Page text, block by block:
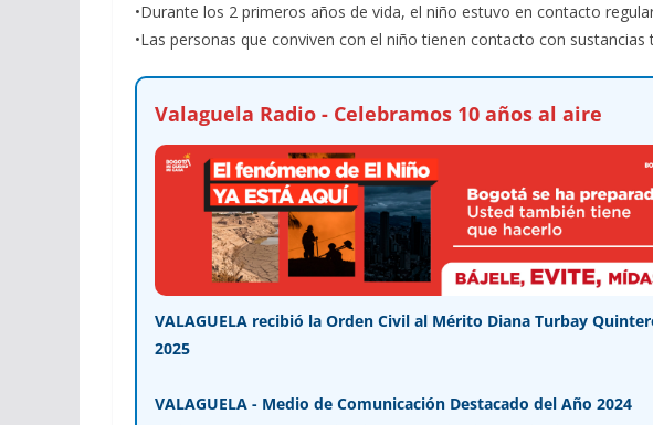
•Durante los 2 primeros años de vida, el niño estuvo en contacto
•Las personas que conviven con el niño tienen contacto con sustancias
Valaguela Radio - Celebramos 10 años al aire
VALAGUELA recibió la Orden Civil al Mérito Diana Turbay
2025
VALAGUELA - Medio de Comunicación Destacado del Año 2024